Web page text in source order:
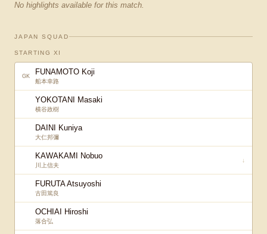
No highlights available for this match.
JAPAN SQUAD
STARTING XI
GK FUNAMOTO Koji
船本幸路
YOKOTANI Masaki
横谷政樹
DAINI Kuniya
大仁邦彌
KAWAKAMI Nobuo
川上信夫
↓
FURUTA Atsuyoshi
古田篤良
OCHIAI Hiroshi
落合弘